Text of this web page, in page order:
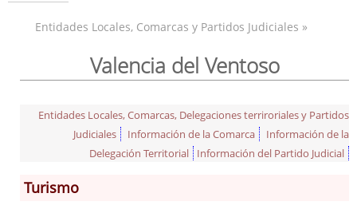
Entidades Locales, Comarcas y Partidos Judiciales »
Valencia del Ventoso
Entidades Locales, Comarcas, Delegaciones terriroriales y Partidos
Judiciales
Información de la Comarca
Información de la
Delegación Territorial
Información del Partido Judicial
Turismo